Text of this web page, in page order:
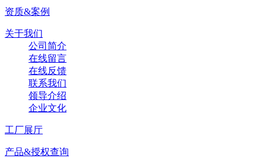
资质&案例
关于我们
公司简介
在线留言
在线反馈
联系我们
领导介绍
企业文化
工厂展厅
产品&授权查询